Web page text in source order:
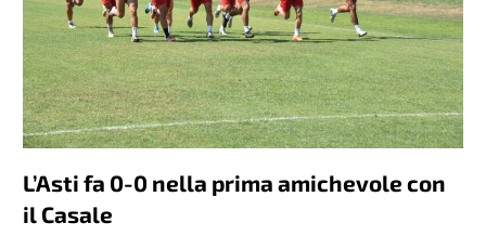
L’Asti fa 0-0 nella prima amichevole con
il Casale